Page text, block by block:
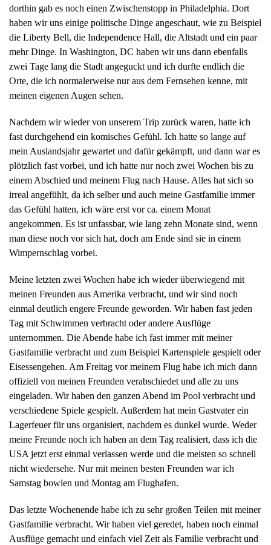
dorthin gab es noch einen Zwischenstopp in Philadelphia. Dort
haben wir uns einige politische Dinge angeschaut, wie zu Beispiel
die Liberty Bell, die Independence Hall, die Altstadt und ein paar
mehr Dinge. In Washington, DC haben wir uns dann ebenfalls
zwei Tage lang die Stadt angeguckt und ich durfte endlich die
Orte, die ich normalerweise nur aus dem Fernsehen kenne, mit
meinen eigenen Augen sehen.
Nachdem wir wieder von unserem Trip zurück waren, hatte ich
fast durchgehend ein komisches Gefühl. Ich hatte so lange auf
mein Auslandsjahr gewartet und dafür gekämpft, und dann war es
plötzlich fast vorbei, und ich hatte nur noch zwei Wochen bis zu
einem Abschied und meinem Flug nach Hause. Alles hat sich so
irreal angefühlt, da ich selber und auch meine Gastfamilie immer
das Gefühl hatten, ich wäre erst vor ca. einem Monat
angekommen. Es ist unfassbar, wie lang zehn Monate sind, wenn
man diese noch vor sich hat, doch am Ende sind sie in einem
Wimpernschlag vorbei.
Meine letzten zwei Wochen habe ich wieder überwiegend mit
meinen Freunden aus Amerika verbracht, und wir sind noch
einmal deutlich engere Freunde geworden. Wir haben fast jeden
Tag mit Schwimmen verbracht oder andere Ausflüge
unternommen. Die Abende habe ich fast immer mit meiner
Gastfamilie verbracht und zum Beispiel Kartenspiele gespielt oder
Eisessengehen. Am Freitag vor meinem Flug habe ich mich dann
offiziell von meinen Freunden verabschiedet und alle zu uns
eingeladen. Wir haben den ganzen Abend im Pool verbracht und
verschiedene Spiele gespielt. Außerdem hat mein Gastvater ein
Lagerfeuer für uns organisiert, nachdem es dunkel wurde. Weder
meine Freunde noch ich haben an dem Tag realisiert, dass ich die
USA jetzt erst einmal verlassen werde und die meisten so schnell
nicht wiedersehe. Nur mit meinen besten Freunden war ich
Samstag bowlen und Montag am Flughafen.
Das letzte Wochenende habe ich zu sehr großen Teilen mit meiner
Gastfamilie verbracht. Wir haben viel geredet, haben noch einmal
Ausflüge gemacht und einfach viel Zeit als Familie verbracht und